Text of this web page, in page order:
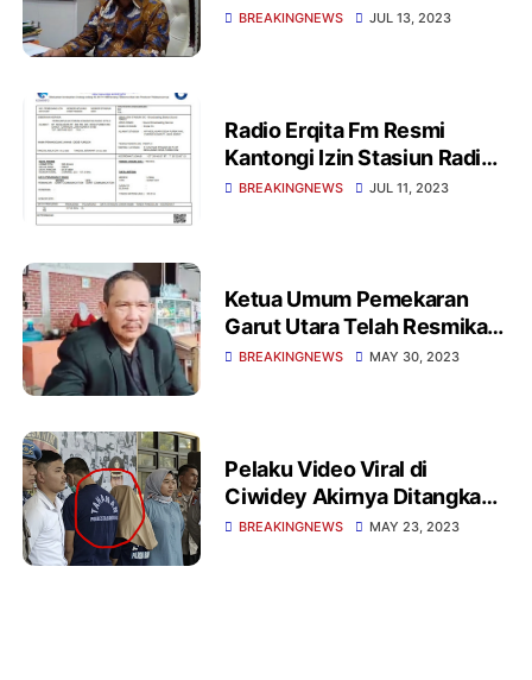
Melalui Preventif
BREAKINGNEWS JUL 13, 2023
Radio Erqita Fm Resmi
Kantongi Izin Stasiun Radio
(ISR)
BREAKINGNEWS JUL 11, 2023
Ketua Umum Pemekaran
Garut Utara Telah Resmikan
Usaha UMKM Pada Kedai
BREAKINGNEWS MAY 30, 2023
Pelaku Video Viral di
Ciwidey Akirnya Ditangkap
Polisi Bersama Suaminya,
BREAKINGNEWS MAY 23, 2023